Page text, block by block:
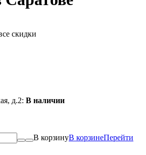
скидки
д.2: В наличии
В корзинуВ корзинеПерейти